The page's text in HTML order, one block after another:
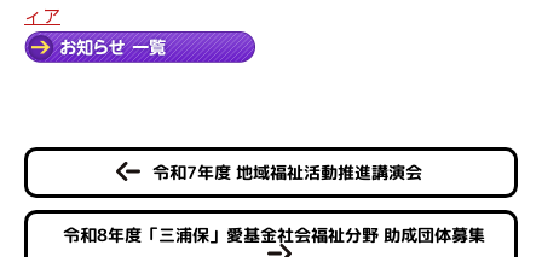
ィア
令和7年度 地域福祉活動推進講演会
令和8年度「三浦保」愛基金社会福祉分野 助成団体募集